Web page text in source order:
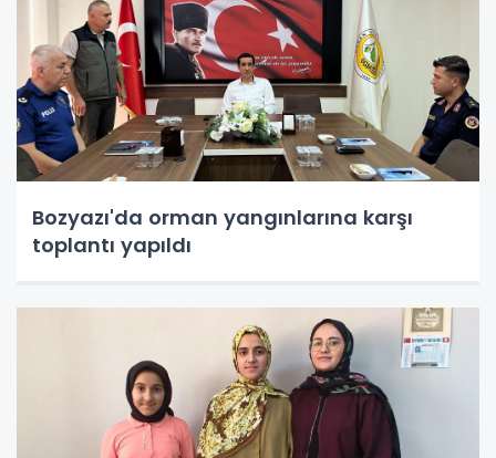
Bozyazı'da orman yangınlarına karşı
toplantı yapıldı